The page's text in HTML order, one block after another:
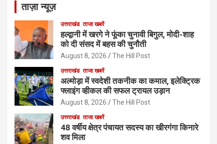
ताज़ा न्यूज़
उत्तराखंड ताजा खबरें
हल्द्वानी में खरगे ने फूंका चुनावी बिगुल, मोदी-शाह
को दी संसद में बहस की चुनौती
August 8, 2026 The Hill Post
उत्तराखंड ताजा खबरें
अल्मोड़ा में स्वदेशी तकनीक का कमाल, इलेक्ट्रिक
फ्लाइंग व्हीकल की सफल ट्रायल उड़ान
August 8, 2026 The Hill Post
उत्तराखंड ताजा खबरें
48 वर्षीय क्षेत्र पंचायत सदस्य का खीरगंगा किनारे
शव मिला